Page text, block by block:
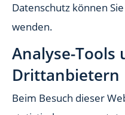
Datenschutz können
wenden.
Analyse-Tools
Dritt­anbietern
Beim Besuch dieser